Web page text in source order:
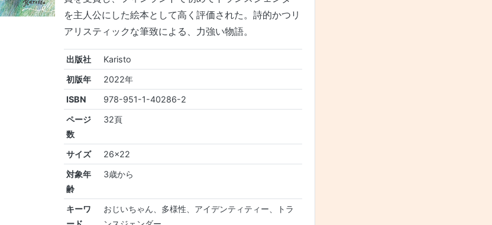
を主人公にした絵本として高く評価された。詩的かつリ
アリスティックな筆致による、力強い物語。
出版社
Karisto
初版年
2022年
ISBN
978-951-1-40286-2
ページ
数
32頁
サイズ
26x22
対象年
齢
3歳から
キーワ
おじいちゃん、多様性、アイデンティティー、トラ